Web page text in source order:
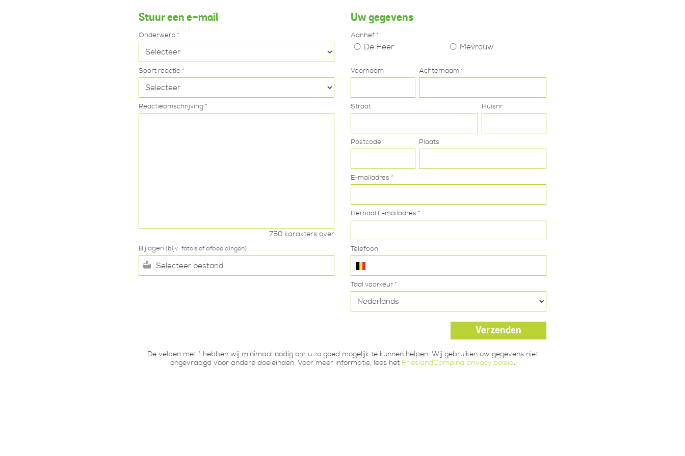
Stuur een e-mail
Onderwerp *
Soort reactie *
Reactieomschrijving *
750 karakters over
Bijlagen (bijv. foto's of afbeeldingen)
Selecteer bestand
Uw gegevens
Aanhef *
De Heer Mevrouw
Voornaam Achternaam *
Straat Huisnr
Postcode Plaats
E-mailadres *
Herhaal E-mailadres *
Telefoon
Taal voorkeur *
De velden met * hebben wij minimaal nodig om u zo goed mogelijk te kunnen helpen. Wij gebruiken uw gegevens niet
ongevraagd voor andere doeleinden. Voor meer informatie, lees het FrieslandCampina privacy beleid.